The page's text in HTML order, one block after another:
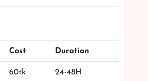
Cost Duration
60tk 24-48H